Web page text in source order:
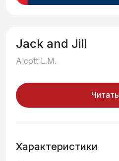
Jack and Jill
Alcott L.M.
Читать
Характеристики